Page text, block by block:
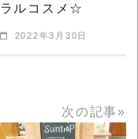
ラルコスメ☆
2022年3月30日
次の記事»